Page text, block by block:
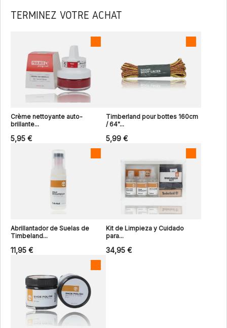
TERMINEZ VOTRE ACHAT
Crème nettoyante auto-
brillante...
5,95 €
Timberland pour bottes 160cm
/ 64"...
5,99 €
Abrillantador de Suelas de
Timbeland...
11,95 €
Kit de Limpieza y Cuidado
para...
34,95 €